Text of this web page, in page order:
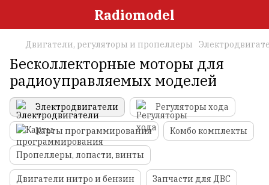
Radiomodel
Двигатели, регуляторы и пропеллеры
Бесколлекторные моторы для
радиоуправляемых моделей
Электродвигатели Регуляторы хода
Карты программирования Комбо комплекты
Пропеллеры, лопасти, винты
Двигатели нитро и бензин Запчасти для ДВС